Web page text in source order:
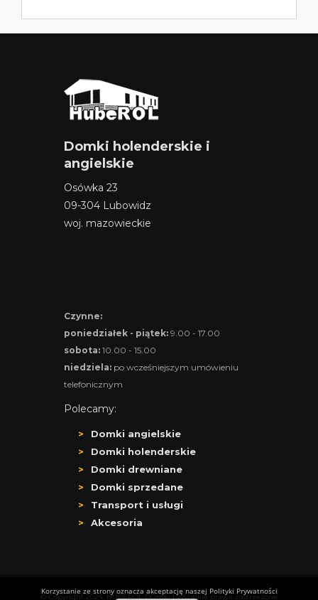
Domki holenderskie i
angielskie
Osówka 23
09-304 Lubowidz
woj. mazowieckie
Czynne:
poniedziałek - piątek: 9.00 - 17.00
sobota: 10.00 - 15.00
niedziela: po wcześniejszym umówieniu
telefonicznym
Polecamy:
Domki angielskie
Domki holenderskie
Domki drewniane
Domki sprzedane
Transport i usługi
Akcesoria
© Copyright 2024. HUBEROL DOmki | Wszelkie prawa zastrzeżone
Korzystanie ze strony oznacza akceptację naszej Polityki Prywatności